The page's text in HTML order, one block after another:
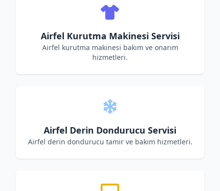
Airfel Kurutma Makinesi Servisi
Airfel kurutma makinesi bakım ve onarım
hizmetleri.
Airfel Derin Dondurucu Servisi
Airfel derin dondurucu tamir ve bakım hizmetleri.